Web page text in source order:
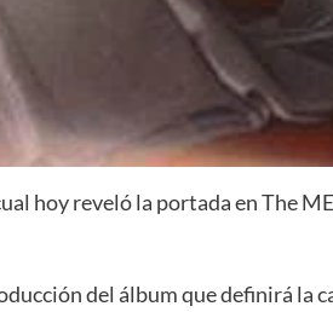
hoy reveló la portada en The
del álbum que definirá la